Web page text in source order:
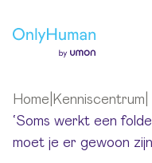
Home Kenniscentrum
‘Soms werkt een
moet je er gewoon